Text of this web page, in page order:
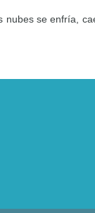
nubes se enfría,